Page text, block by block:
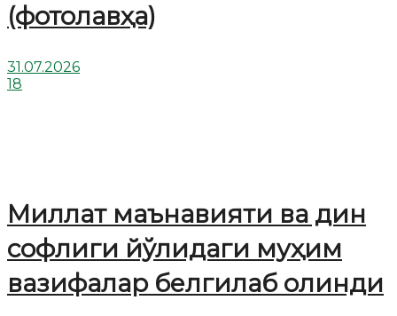
(фотолавҳа)
31.07.2026
18
Миллат маънавияти ва дин
софлиги йўлидаги муҳим
вазифалар белгилаб олинди